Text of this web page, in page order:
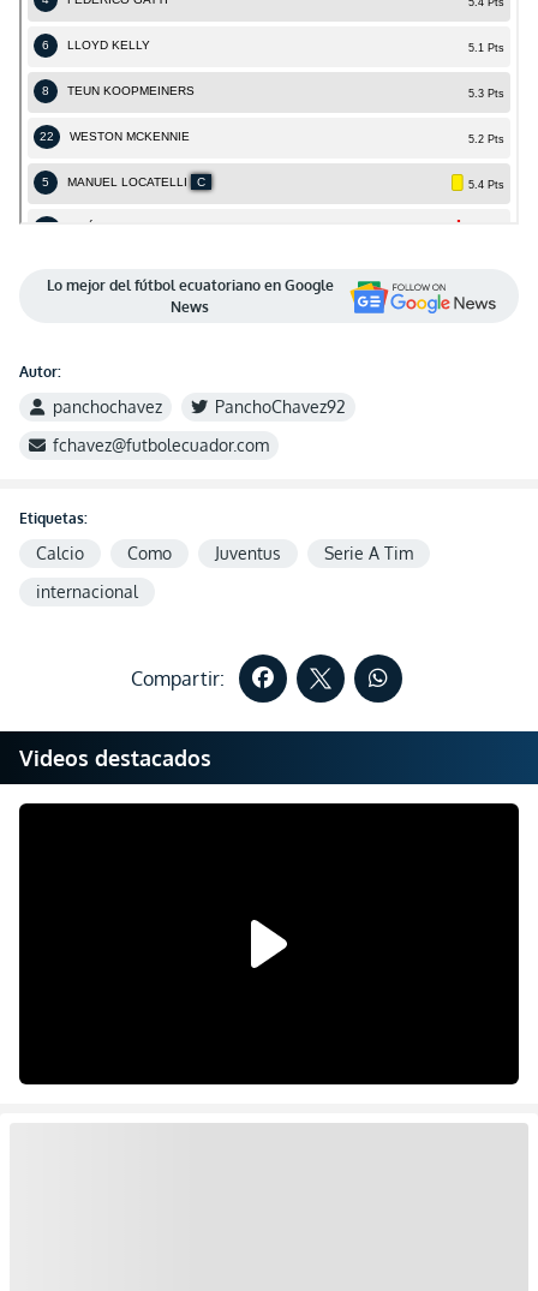
Lo mejor del fútbol ecuatoriano en Google
News
Autor:
panchochavez
PanchoChavez92
fchavez@futbolecuador.com
Etiquetas:
Calcio Como Juventus
Serie A Tim
internacional
Compartir:
Videos destacados